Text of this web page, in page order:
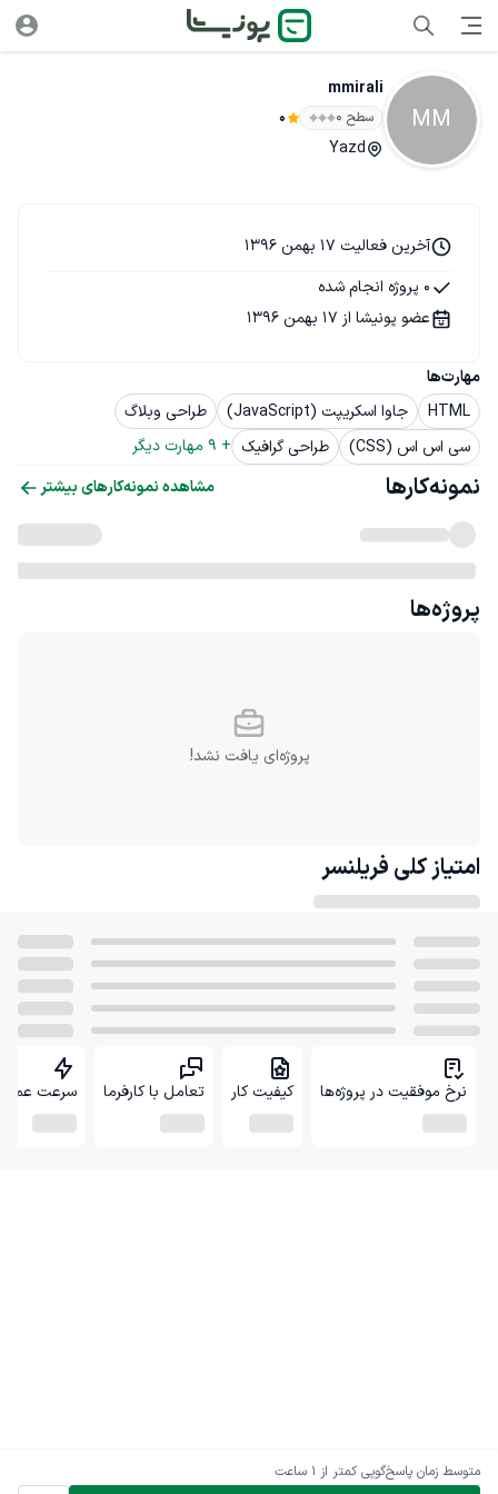
MM
mmirali
سطح ۰ 0
Yazd
متوسط زمان پاسخ‌گویی کمتر از 1 ساعت
مهارت‌ها
HTML
جاوا اسکریپت (JavaScript)
طراحی وبلاگ
سی اس اس (CSS)
طراحی گرافیک +
9 مهارت دیگر
آخرین فعالیت 17 بهمن 1396
0 پروژه انجام شده
عضو پونیشا از 17 بهمن 1396
نمونه‌کارها مشاهده نمونه‌کارهای بیشتر
پروژه‌ها
پروژه‌ای یافت نشد!
امتیاز کلی فریلنسر
نرخ موفقیت در پروژه‌ها کیفیت کار تعامل با کارفرما سرعت عمل